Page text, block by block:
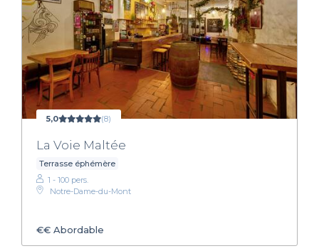
5,0 (8)
La Voie Maltée
Terrasse éphémère
1 - 100 pers.
Notre-Dame-du-Mont
€€ Abordable